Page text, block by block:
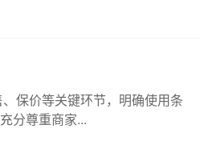
保价等关键环节，明确使用条
分尊重商家...